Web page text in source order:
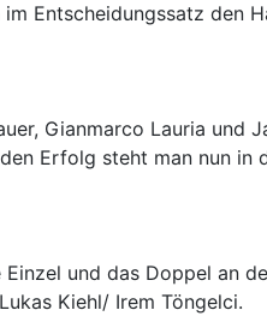
Entscheidungssatz den
Gianmarco Lauria und
Erfolg steht man nun in
und das Doppel an
Kiehl/ Irem Töngelci.